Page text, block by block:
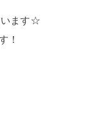
ます☆
！